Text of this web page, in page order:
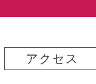
アクセス